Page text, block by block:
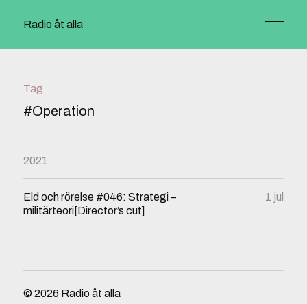
Radio åt alla
Tag
#Operation
2021
Eld och rörelse #046: Strategi –
militärteori[Director’s cut]
1 jul
© 2026 Radio åt alla